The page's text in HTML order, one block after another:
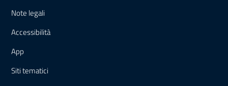
Note legali
Accessibilità
App
Siti tematici